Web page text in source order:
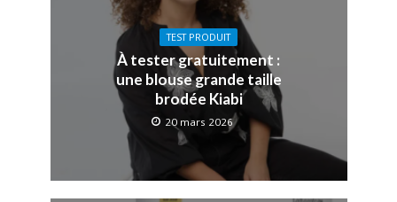
TEST PRODUIT
À tester gratuitement :
une blouse grande taille
brodée Kiabi
20 mars 2026